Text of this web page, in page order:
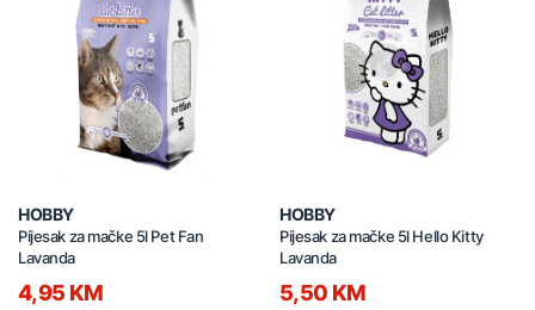
HOBBY
Pijesak za mačke 5l Pet Fan
Lavanda
4,95 KM
HOBBY
Pijesak za mačke 5l Hello Kitty
Lavanda
5,50 KM